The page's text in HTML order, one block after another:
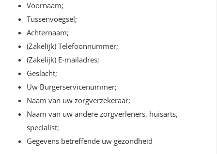
Voornaam;
Tussenvoegsel;
Achternaam;
(Zakelijk) Telefoonnummer;
(Zakelijk) E-mailadres;
Geslacht;
Uw Burgerservicenummer;
Naam van uw zorgverzekeraar;
Naam van uw andere zorgverleners, huisarts,
specialist;
Gegevens betreffende uw gezondheid